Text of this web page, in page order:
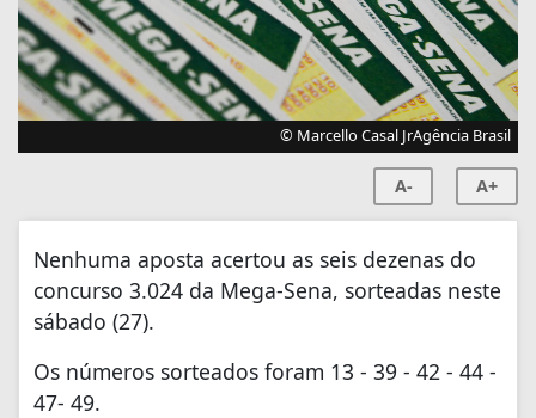
© Marcello Casal JrAgência Brasil
A- A+
Nenhuma aposta acertou as seis dezenas do
concurso 3.024 da Mega-Sena, sorteadas neste
sábado (27).
Os números sorteados foram 13 - 39 - 42 - 44 -
47- 49.